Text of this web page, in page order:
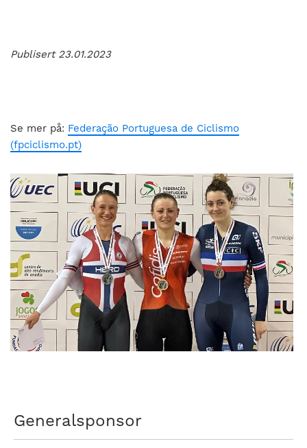
Publisert 23.01.2023
Se mer på: Federação Portuguesa de Ciclismo
(fpciclismo.pt)
Generalsponsor